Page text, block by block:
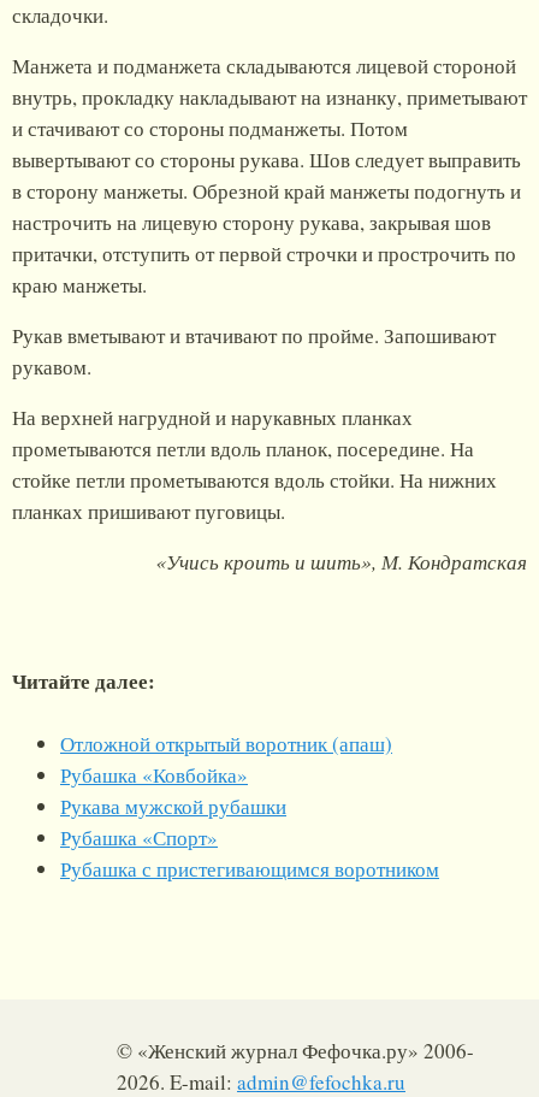
складочки.
Манжета и подманжета складываются лицевой стороной
внутрь, прокладку накладывают на изнанку, приметывают
и стачивают со стороны подманжеты. Потом
вывертывают со стороны рукава. Шов следует выправить
в сторону манжеты. Обрезной край манжеты подогнуть и
настрочить на лицевую сторону рукава, закрывая шов
притачки, отступить от первой строчки и прострочить по
краю манжеты.
Рукав вметывают и втачивают по пройме. Запошивают
рукавом.
На верхней нагрудной и нарукавных планках
прометываются петли вдоль планок, посередине. На
стойке петли прометываются вдоль стойки. На нижних
планках пришивают пуговицы.
«Учись кроить и шить», М. Кондратская
Читайте далее:
Отложной открытый воротник (апаш)
Рубашка «Ковбойка»
Рукава мужской рубашки
Рубашка «Спорт»
Рубашка с пристегивающимся воротником
© «Женский журнал Фефочка.ру» 2006-
2026. E-mail: admin@fefochka.ru